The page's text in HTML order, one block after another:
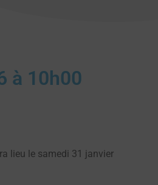
à 10h00
lieu le samedi 31 janvier